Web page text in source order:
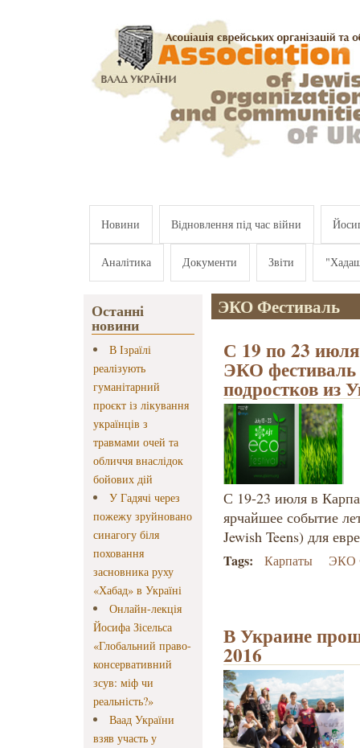
Новини Відновлення під час війни
Аналітика Документи Звіти
Останні
новини
В Ізраїлі
реалізують
гуманітарний
проєкт із лікування
українців з
травмами очей та
обличчя внаслідок
бойових дій
У Гадячі через
пожежу зруйновано
синагогу біля
поховання
засновника руху
«Хабад» в Україні
Онлайн-лекція
Йосифа Зісельса
«Глобальний право-
консервативний
зсув: міф чи
реальність?»
Ваад України
взяв участь у
ЭКО Фестиваль
С 19 по 23
ЭКО фестиваль
подростков из
С 19-23 июля в
ярчайшее событие
Jewish Teens) для
Tags: Карпаты ЭКО
В Украине
2016